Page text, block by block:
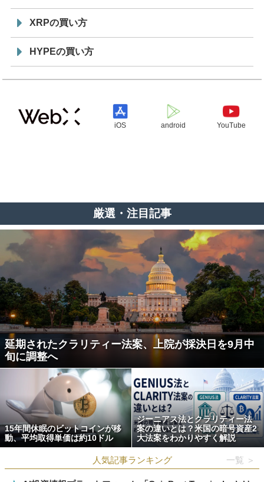
XRPの買い方
HYPEの買い方
iOS android YouTube
厳選・注目記事
延期されたクラリティー法案、上院が採決日を9月中
旬に調整へ
15年間休眠のビットコインが移
動、平均取得単価は約10ドル
ジーニアス法とクラリティー法
案の違いとは？米国の暗号資産2
大法案をわかりやすく解説
人気記事ランキング 一覧 ＞